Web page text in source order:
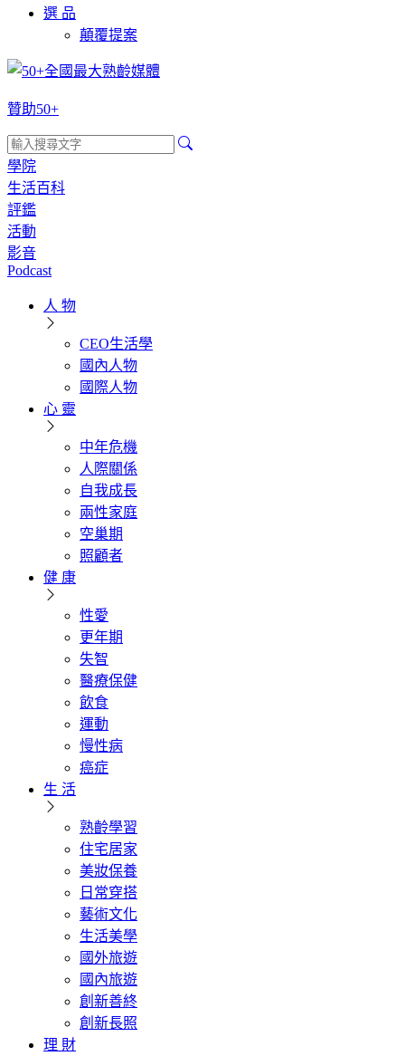
選 品
顛覆提案
贊助50+
學院
生活百科
評鑑
活動
影音
Podcast
人 物
CEO生活學
國內人物
國際人物
心 靈
中年危機
人際關係
自我成長
兩性家庭
空巢期
照顧者
健 康
性愛
更年期
失智
醫療保健
飲食
運動
慢性病
癌症
生 活
熟齡學習
住宅居家
美妝保養
日常穿搭
藝術文化
生活美學
國外旅遊
國內旅遊
創新善終
創新長照
理 財